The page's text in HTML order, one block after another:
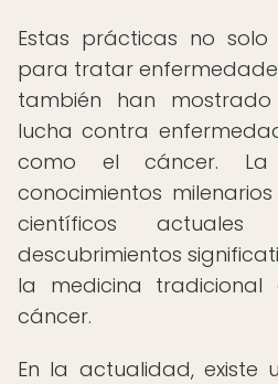
Estas prácticas no
para tratar
también han
lucha contra
como el cáncer. La
conocimientos
científicos
descubrimientos
la medicina
cáncer.
En la actualidad, existe